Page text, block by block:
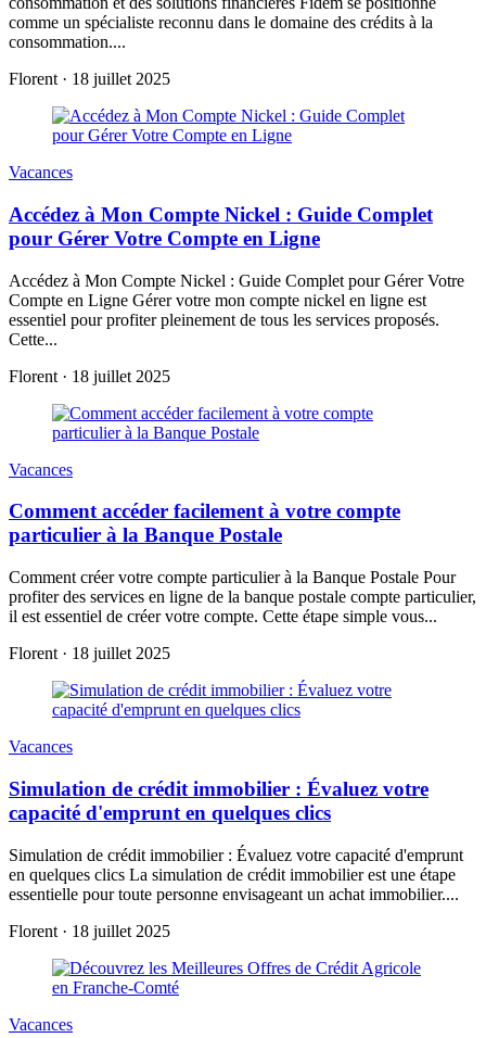
comme un spécialiste reconnu dans le domaine des crédits à la
consommation....
Florent · 18 juillet 2025
Vacances
Accédez à Mon Compte Nickel : Guide Complet
pour Gérer Votre Compte en Ligne
Accédez à Mon Compte Nickel : Guide Complet pour Gérer Votre
Compte en Ligne Gérer votre mon compte nickel en ligne est
essentiel pour profiter pleinement de tous les services proposés.
Cette...
Florent · 18 juillet 2025
Vacances
Comment accéder facilement à votre compte
particulier à la Banque Postale
Comment créer votre compte particulier à la Banque Postale Pour
profiter des services en ligne de la banque postale compte particulier,
il est essentiel de créer votre compte. Cette étape simple vous...
Florent · 18 juillet 2025
Vacances
Simulation de crédit immobilier : Évaluez votre
capacité d'emprunt en quelques clics
Simulation de crédit immobilier : Évaluez votre capacité d'emprunt
en quelques clics La simulation de crédit immobilier est une étape
essentielle pour toute personne envisageant un achat immobilier....
Florent · 18 juillet 2025
Vacances